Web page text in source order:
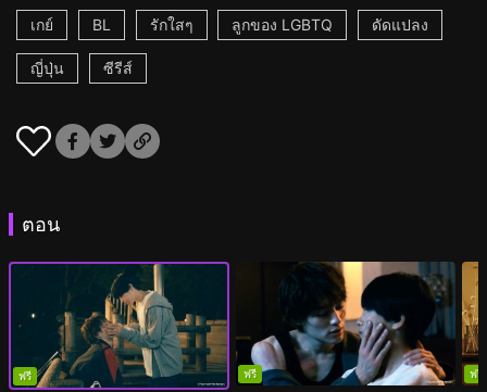
เกย์
BL รักใสๆ ลูกของ LGBTQ ดัดแปลง
ญี่ปุ่น ซีรีส์
ตอน
ฟรี ฟรี ฟรี